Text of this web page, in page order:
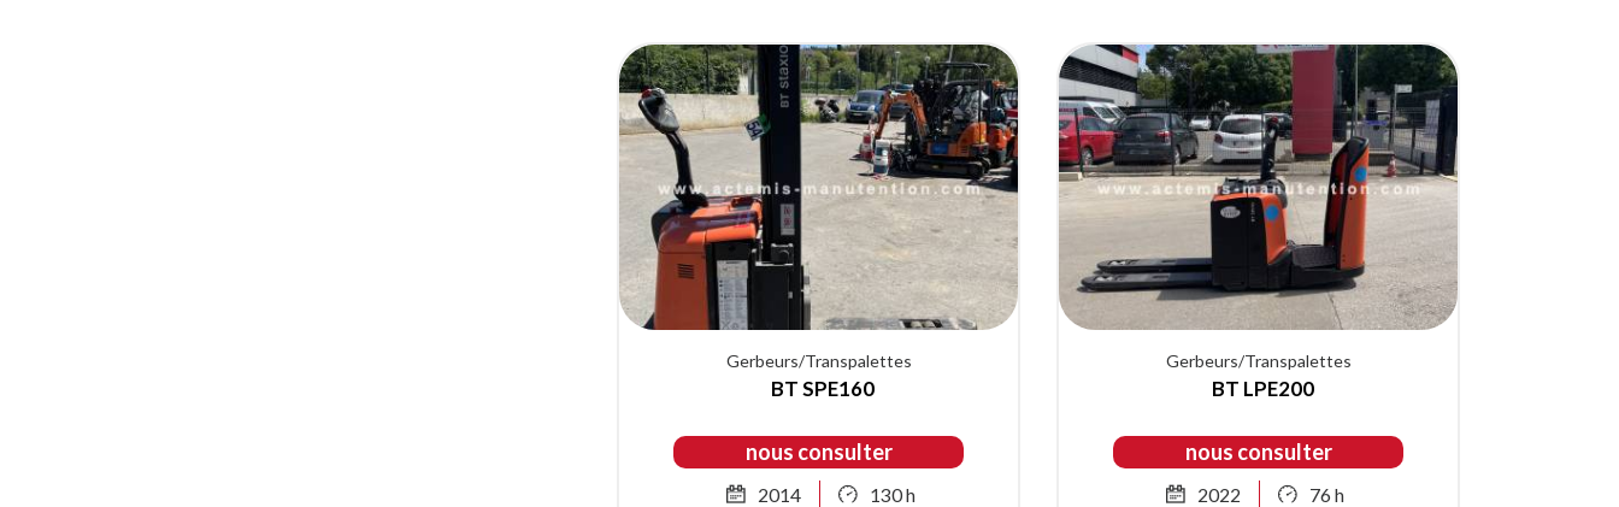
Gerbeurs/Transpalettes
BT SPE160
nous consulter
2014 130 h
Gerbeurs/Transpalettes
BT LPE200
nous consulter
2022 76 h